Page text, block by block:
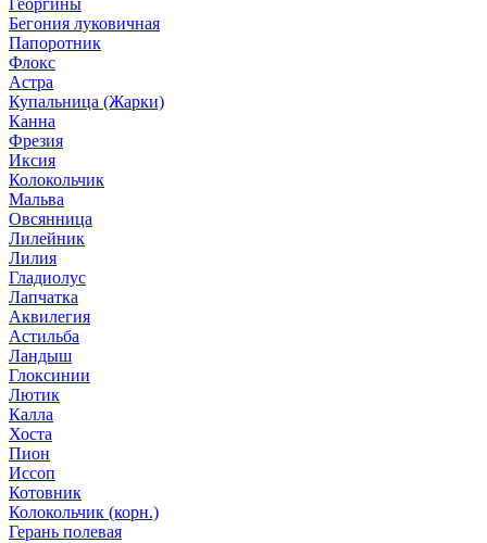
Георгины
Бегония луковичная
Папоротник
Флокс
Астра
Купальница (Жарки)
Канна
Фрезия
Иксия
Колокольчик
Мальва
Овсянница
Лилейник
Лилия
Гладиолус
Лапчатка
Аквилегия
Астильба
Ландыш
Глоксинии
Лютик
Калла
Хоста
Пион
Иссоп
Котовник
Колокольчик (корн.)
Герань полевая